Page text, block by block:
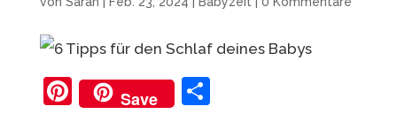
Pi
nt
Save
T